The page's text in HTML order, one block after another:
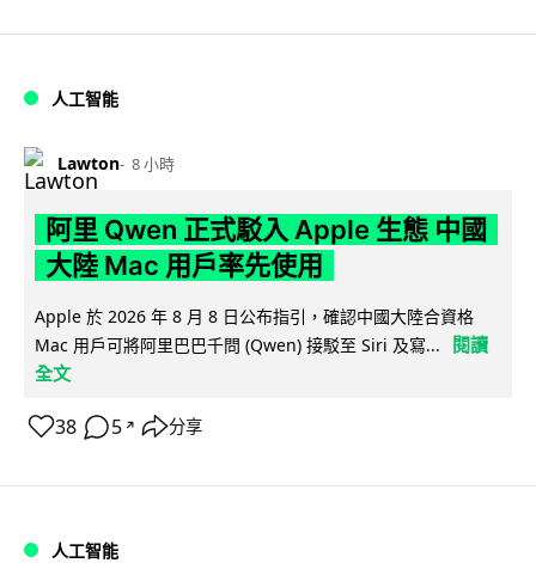
人工智能
Lawton 8 小時
阿里 Qwen 正式駁入 Apple 生態 中國
大陸 Mac 用戶率先使用
Apple 於 2026 年 8 月 8 日公布指引，確認中國大陸合資格
Mac 用戶可將阿里巴巴千問 (Qwen) 接駁至 Siri 及寫...
閱讀
全文
38 5 ↗ 分享
人工智能